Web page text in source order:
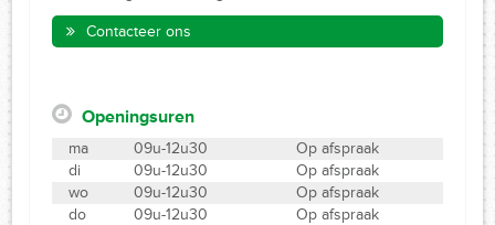
Contacteer ons
Openingsuren
ma 09u-12u30
Op afspraak
di
09u-12u30
Op afspraak
wo
09u-12u30
Op afspraak
do
09u-12u30
Op afspraak